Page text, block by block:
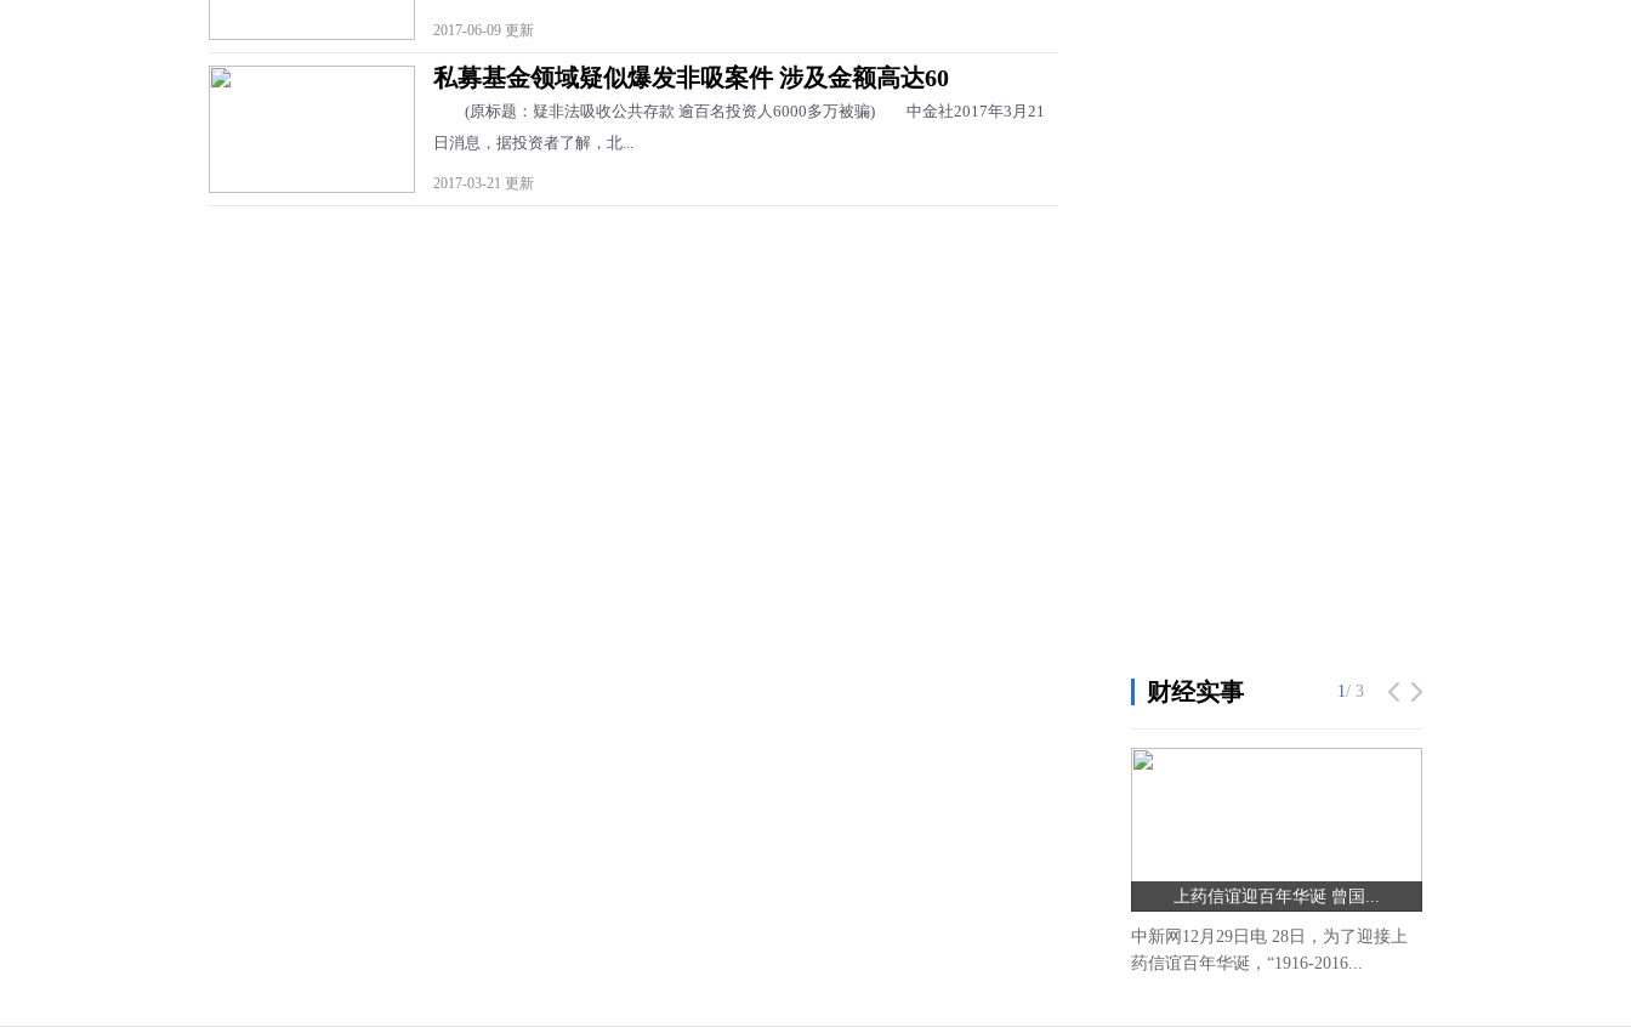
2017-06-09 更新
私募基金领域疑似爆发非吸案件 涉及金额高达60
(原标题：疑非法吸收公共存款 逾百名投资人6000多万被骗) 中金社2017年3月21
日消息，据投资者了解，北...
2017-03-21 更新
财经实事
上药信谊迎百年华诞 曾国...
中新网12月29日电 28日，为了迎接上
药信谊百年华诞，“1916-2016...
1/ 3